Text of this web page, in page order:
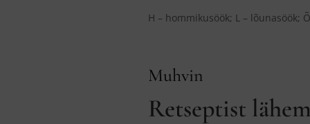
H – hommikusöök; L – lõunasöök;
Muhvin
Retseptist